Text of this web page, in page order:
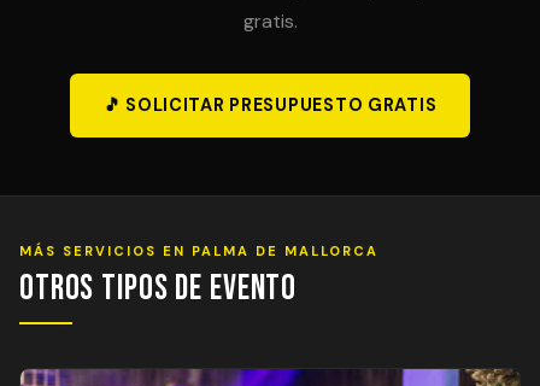
gratis.
🎵 SOLICITAR PRESUPUESTO GRATIS
MÁS SERVICIOS EN PALMA DE MALLORCA
Otros Tipos de Evento